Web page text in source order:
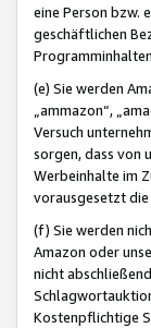
eine Person bzw.
geschäftlichen
(e) Sie werden
„ammazon“,
Versuch
sorgen, dass von
Werbeinhalte im
vorausgesetzt die
(f) Sie werden
Amazon oder
nicht
Kostenpflichtige